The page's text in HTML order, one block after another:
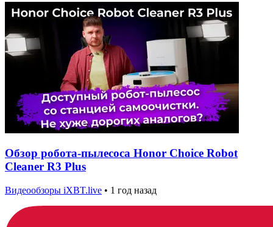
Обзор робота-пылесоса Honor Choice Robot
Cleaner R3 Plus
Видеообзоры iXBT.live • 1 год назад